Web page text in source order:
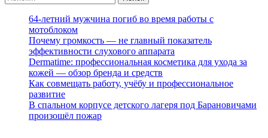
64-летний мужчина погиб во время работы с
мотоблоком
Почему громкость — не главный показатель
эффективности слухового аппарата
Dermatime: профессиональная косметика для ухода за
кожей — обзор бренда и средств
Как совмещать работу, учёбу и профессиональное
развитие
В спальном корпусе детского лагеря под Барановичами
произошёл пожар